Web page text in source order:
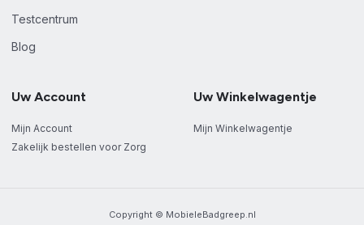
Testcentrum
Blog
Uw Account
Mijn Account
Zakelijk bestellen voor Zorg
Uw Winkelwagentje
Mijn Winkelwagentje
Copyright © MobieleBadgreep.nl